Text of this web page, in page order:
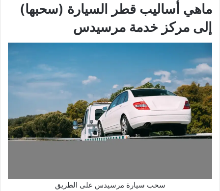
ماهي أساليب قطر السيارة (سحبها)
إلى مركز خدمة مرسيدس
سحب سيارة مرسيدس على الطريق